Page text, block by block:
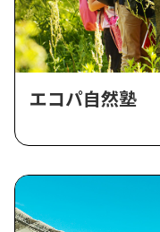
エコパ自然塾